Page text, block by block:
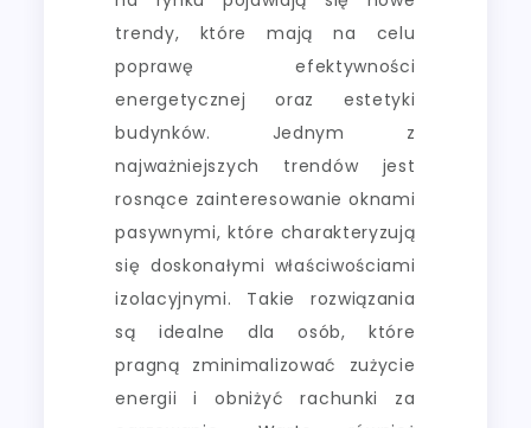
trendy, które mają na celu
poprawę efektywności
energetycznej oraz estetyki
budynków. Jednym z
najważniejszych trendów jest
rosnące zainteresowanie oknami
pasywnymi, które charakteryzują
się doskonałymi właściwościami
izolacyjnymi. Takie rozwiązania
są idealne dla osób, które
pragną zminimalizować zużycie
energii i obniżyć rachunki za